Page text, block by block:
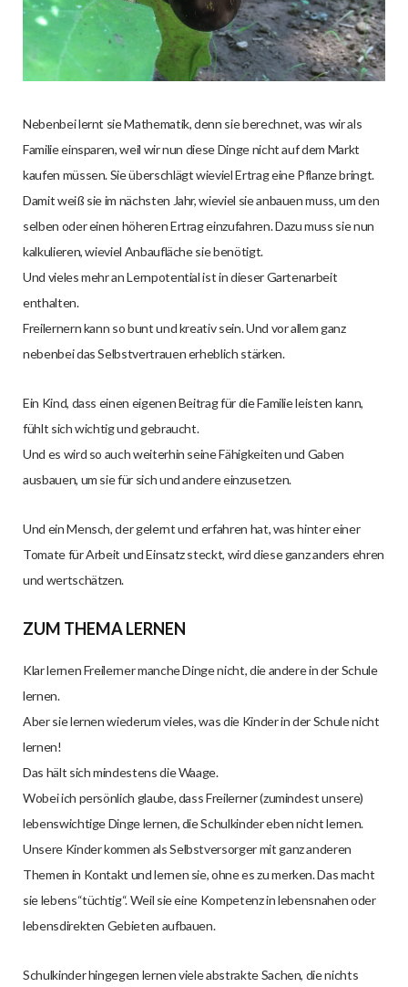
Nebenbei lernt sie Mathematik, denn sie berechnet, was wir als
Familie einsparen, weil wir nun diese Dinge nicht auf dem Markt
kaufen müssen. Sie überschlägt wieviel Ertrag eine Pflanze bringt.
Damit weiß sie im nächsten Jahr, wieviel sie anbauen muss, um den
selben oder einen höheren Ertrag einzufahren. Dazu muss sie nun
kalkulieren, wieviel Anbaufläche sie benötigt.
Und vieles mehr an Lernpotential ist in dieser Gartenarbeit
enthalten.
Freilernern kann so bunt und kreativ sein. Und vor allem ganz
nebenbei das Selbstvertrauen erheblich stärken.
Ein Kind, dass einen eigenen Beitrag für die Familie leisten kann,
fühlt sich wichtig und gebraucht.
Und es wird so auch weiterhin seine Fähigkeiten und Gaben
ausbauen, um sie für sich und andere einzusetzen.
Und ein Mensch, der gelernt und erfahren hat, was hinter einer
Tomate für Arbeit und Einsatz steckt, wird diese ganz anders ehren
und wertschätzen.
ZUM THEMA LERNEN
Klar lernen Freilerner manche Dinge nicht, die andere in der Schule
lernen.
Aber sie lernen wiederum vieles, was die Kinder in der Schule nicht
lernen!
Das hält sich mindestens die Waage.
Wobei ich persönlich glaube, dass Freilerner (zumindest unsere)
lebenswichtige Dinge lernen, die Schulkinder eben nicht lernen.
Unsere Kinder kommen als Selbstversorger mit ganz anderen
Themen in Kontakt und lernen sie, ohne es zu merken. Das macht
sie lebens“tüchtig“. Weil sie eine Kompetenz in lebensnahen oder
lebensdirekten Gebieten aufbauen.
Schulkinder hingegen lernen viele abstrakte Sachen, die nichts